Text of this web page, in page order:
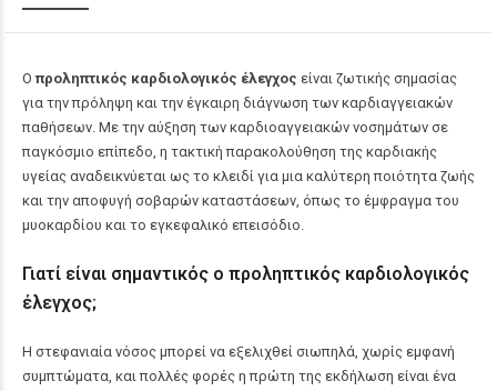
Οπροληπτικός καρδιολογικός έλεγχος είναι ζωτικής σημασίας
για την πρόληψη και την έγκαιρη διάγνωση των καρδιαγγειακών
παθήσεων. Με την αύξηση των καρδιοαγγειακών νοσημάτων σε
παγκόσμιο επίπεδο, η τακτική παρακολούθηση της καρδιακής
υγείας αναδεικνύεται ως το κλειδί για μια καλύτερη ποιότητα ζωής
και την αποφυγή σοβαρών καταστάσεων, όπως το έμφραγμα του
μυοκαρδίου και το εγκεφαλικό επεισόδιο.
Γιατί είναι σημαντικός ο προληπτικός καρδιολογικός
έλεγχος;
Η στεφανιαία νόσος μπορεί να εξελιχθεί σιωπηλά, χωρίς εμφανή
συμπτώματα, και πολλές φορές η πρώτη της εκδήλωση είναι ένα